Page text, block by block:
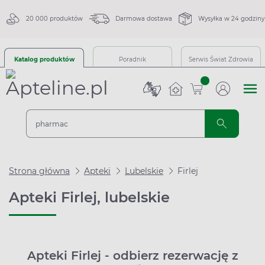
20 000 produktów Darmowa dostawa Wysyłka w 24 godziny
Katalog produktów Poradnik Serwis Świat Zdrowia
sztuk
Strona główna Apteki Lubelskie Firlej
Apteki Firlej, lubelskie
Apteki Firlej - odbierz rezerwację z